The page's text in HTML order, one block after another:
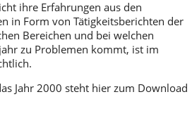
ihre Erfahrungen aus den
in Form von Tätigkeitsberichten der
Bereichen und bei welchen
zu Problemen kommt, ist im
Jahr 2000 steht hier zum Download